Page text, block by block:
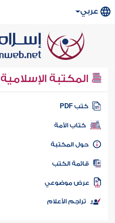
عربي
المكتبة الإسلامية
كتب PDF
كتاب الأمة
المكتبة
الكتب
موضوعي